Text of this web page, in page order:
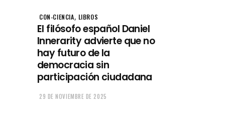
CON-CIENCIA, LIBROS
El filósofo español Daniel
Innerarity advierte que no
hay futuro de la
democracia sin
participación ciudadana
29 DE NOVIEMBRE DE 2025